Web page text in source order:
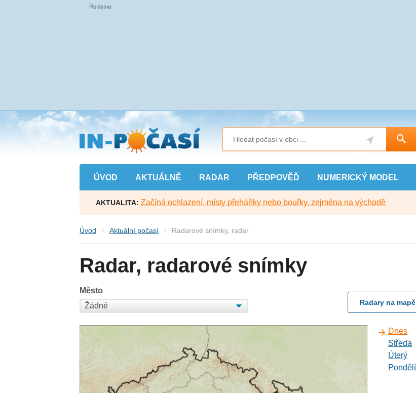
Přejít
na
hlavní
obsah
ÚVOD AKTUÁLNĚ RADAR PŘEDPOVĚĎ NUMERICKÝ MODEL
AKTUALITA: Začíná ochlazení, místy přeháňky nebo bouřky, zejména na východě
Úvod Aktuální počasí Radarové snímky, radar
Radar, radarové snímky
Město
Radary na mapě
Dnes
Středa
Úterý
Pondělí